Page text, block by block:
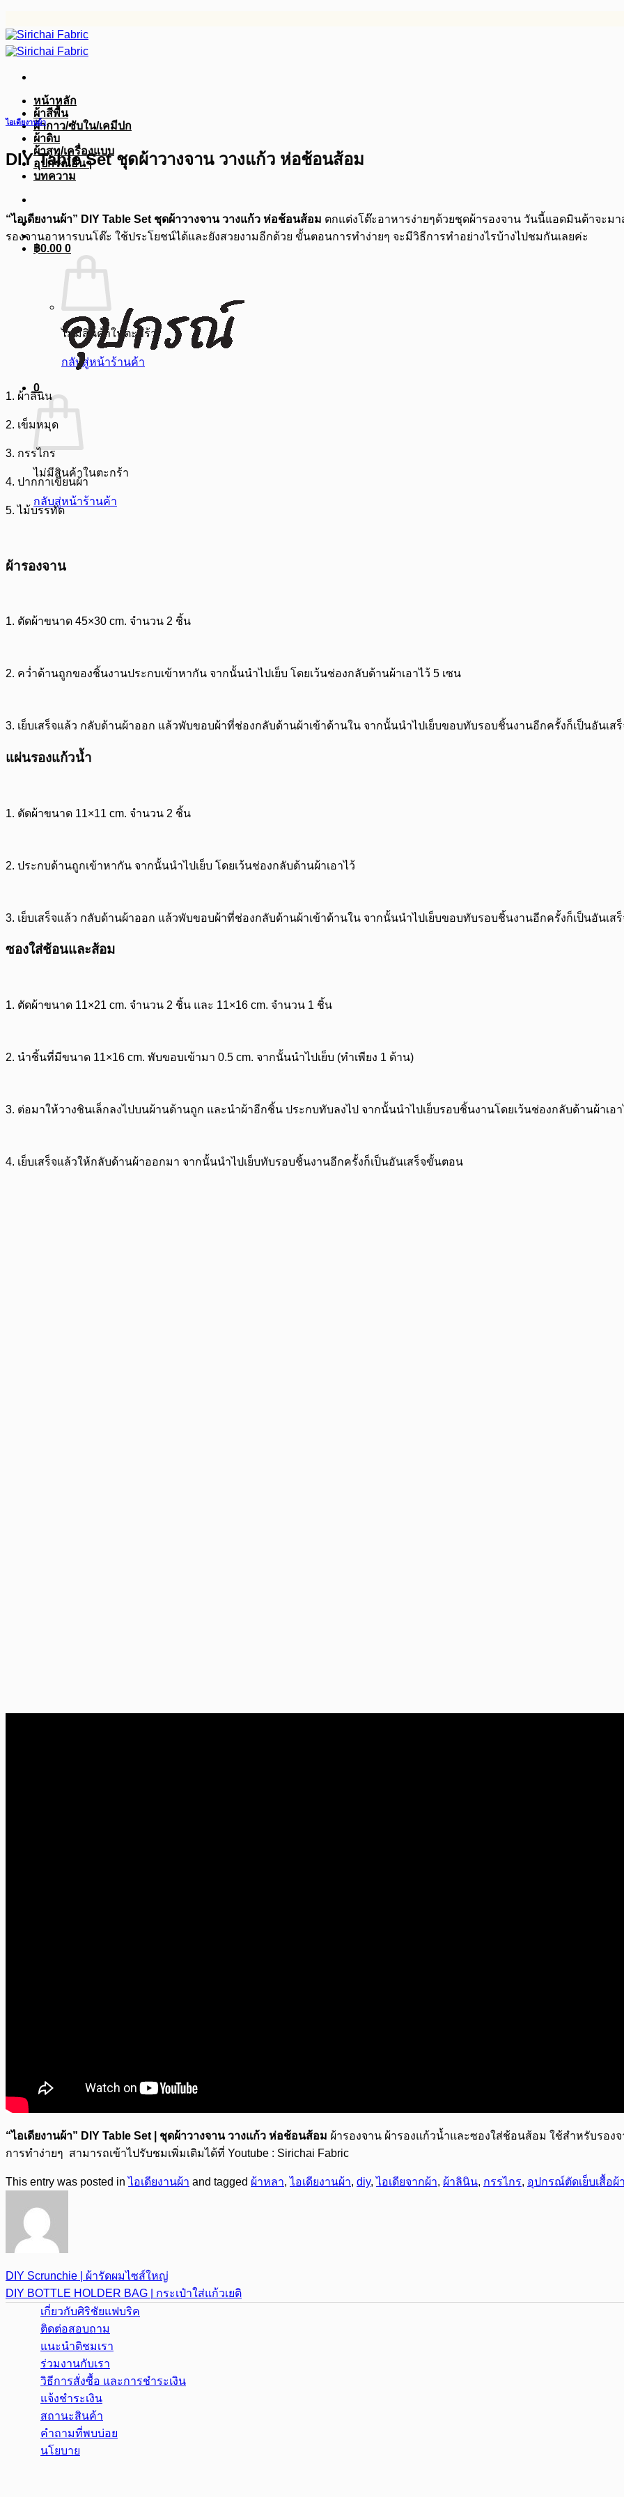
ไป
ยัง
หน้าหลัก
ผ้าสีพื้น
ผ้ากาว/ซับใน/เคมีปก
ผ้าดิบ
ผ้าสูท/เครื่องแบบ
อุปกรณ์อื่นๆ
บทความ
฿0.00 0
ไม่มีสินค้าในตะกร้า
กลับสู่หน้าร้านค้า
0
ไม่มีสินค้าในตะกร้า
กลับสู่หน้าร้านค้า
ไอเดียงานผ้า
DIY Table Set ชุดผ้าวางจาน วางแก้ว ห่อช้อนส้อม
“ไอเดียงานผ้า” DIY Table Set ชุดผ้าวางจาน วางแก้ว ห่อช้อนส้อม ตกแต่งโต๊ะอาหารง่ายๆด้วยชุดผ้ารองจาน วันนี้แอดมินต้าจะ
รองจานอาหารบนโต๊ะ ใช้ประโยชน์ได้และยังสวยงามอีกด้วย ขั้นตอนการทำง่ายๆ จะมีวิธีการทำอย่างไรบ้างไปชมกันเลยค่ะ
1. ผ้าลินิน
2. เข็มหมุด
3. กรรไกร
4. ปากกาเขียนผ้า
5. ไม้บรรทัด
ผ้ารองจาน
1. ตัดผ้าขนาด 45×30 cm. จำนวน 2 ชิ้น
2. คว่ำด้านถูกของชิ้นงานประกบเข้าหากัน จากนั้นนำไปเย็บ โดยเว้นช่องกลับด้านผ้าเอาไว้ 5 เซน
3. เย็บเสร็จแล้ว กลับด้านผ้าออก แล้วพับขอบผ้าที่ช่องกลับด้านผ้าเข้าด้านใน จากนั้นนำไปเย็บขอบทับรอบชิ้นงานอีกครั้งก็เป็นอันเส
แผ่นรองแก้วน้ำ
1. ตัดผ้าขนาด 11×11 cm. จำนวน 2 ชิ้น
2. ประกบด้านถูกเข้าหากัน จากนั้นนำไปเย็บ โดยเว้นช่องกลับด้านผ้าเอาไว้
3. เย็บเสร็จแล้ว กลับด้านผ้าออก แล้วพับขอบผ้าที่ช่องกลับด้านผ้าเข้าด้านใน จากนั้นนำไปเย็บขอบทับรอบชิ้นงานอีกครั้งก็เป็นอันเส
ซองใส่ช้อนและส้อม
1. ตัดผ้าขนาด 11×21 cm. จำนวน 2 ชิ้น และ 11×16 cm. จำนวน 1 ชิ้น
2. นำชิ้นที่มีขนาด 11×16 cm. พับขอบเข้ามา 0.5 cm. จากนั้นนำไปเย็บ (ทำเพียง 1 ด้าน)
3. ต่อมาให้วางชินเล็กลงไปบนผ้านด้านถูก และนำผ้าอีกชิ้น ประกบทับลงไป จากนั้นนำไปเย็บรอบชิ้นงานโดยเว้นช่องกลับด้านผ้าเอ
4. เย็บเสร็จแล้วให้กลับด้านผ้าออกมา จากนั้นนำไปเย็บทับรอบชิ้นงานอีกครั้งก็เป็นอันเสร็จขั้นตอน
“ไอเดียงานผ้า” DIY Table Set | ชุดผ้าวางจาน วางแก้ว ห่อช้อนส้อม ผ้ารองจาน ผ้ารองแก้วน้ำและซองใส่ช้อนส้อม ใช้สำหรับรอ
การทำง่ายๆ สามารถเข้าไปรับชมเพิ่มเติมได้ที่ Youtube : Sirichai Fabric
This entry was posted inไอเดียงานผ้า and tagged ผ้าหลา,ไอเดียงานผ้า, diy,ไอเดียจากผ้า, ผ้าลินิน, กรรไกร, อุปกรณ์ตัดเย็บเสื้อผ้
DIY Scrunchie | ผ้ารัดผมไซส์ใหญ่
DIY BOTTLE HOLDER BAG | กระเป๋าใส่แก้วเยติ
เกี่ยวกับศิริชัยแฟบริค
ติดต่อสอบถาม
แนะนำติชมเรา
ร่วมงานกับเรา
วิธีการสั่งซื้อ และการชำระเงิน
แจ้งชำระเงิน
สถานะสินค้า
คำถามที่พบบ่อย
นโยบาย